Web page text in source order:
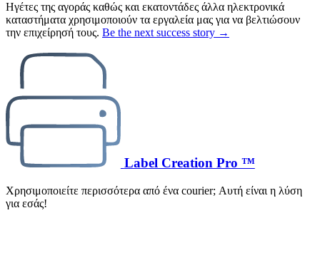
Ηγέτες της αγοράς καθώς και εκατοντάδες άλλα ηλεκτρονικά
καταστήματα χρησιμοποιούν τα εργαλεία μας για να βελτιώσουν
την επιχείρησή τους. Be the next success story →
Label Creation Pro ™
Χρησιμοποιείτε περισσότερα από ένα courier; Αυτή είναι η λύση
για εσάς!